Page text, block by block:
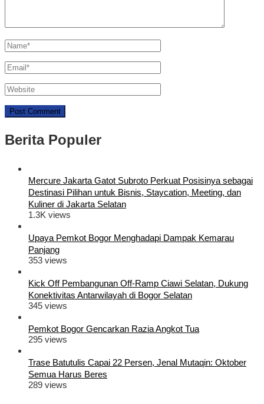
Berita Populer
Mercure Jakarta Gatot Subroto Perkuat Posisinya sebagai
Destinasi Pilihan untuk Bisnis, Staycation, Meeting, dan
Kuliner di Jakarta Selatan
1.3K views
Upaya Pemkot Bogor Menghadapi Dampak Kemarau
Panjang
353 views
Kick Off Pembangunan Off-Ramp Ciawi Selatan, Dukung
Konektivitas Antarwilayah di Bogor Selatan
345 views
Pemkot Bogor Gencarkan Razia Angkot Tua
295 views
Trase Batutulis Capai 22 Persen, Jenal Mutaqin: Oktober
Semua Harus Beres
289 views